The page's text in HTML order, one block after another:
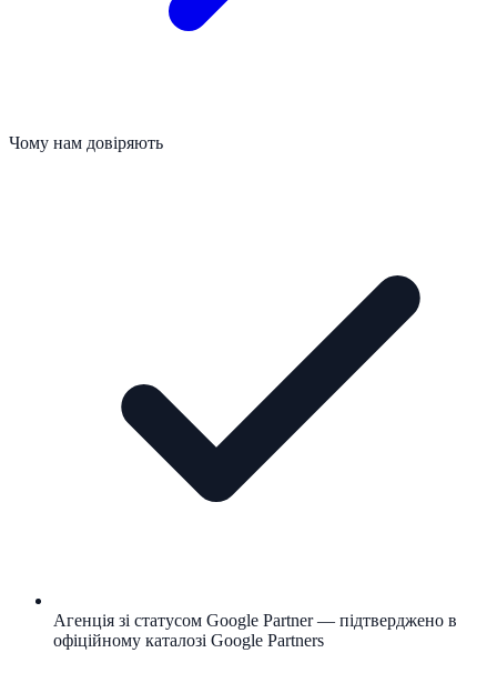
Чому нам довіряють
Агенція зі статусом Google Partner — підтверджено в
офіційному каталозі Google Partners